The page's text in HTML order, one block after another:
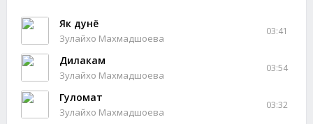
Як дунё
Зулайхо Махмадшоева
03:41
Дилакам
Зулайхо Махмадшоева
03:54
Гуломат
Зулайхо Махмадшоева
03:32